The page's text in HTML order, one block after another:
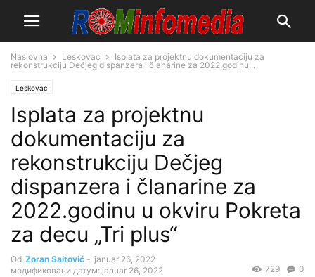
Naslovna Leskovac
Isplata za projektnu dokumentaciju za
rekonstrukciju Dečjeg dispanzera i članarine za 2022.godinu...
Leskovac
Isplata za projektnu
dokumentaciju za
rekonstrukciju Dečjeg
dispanzera i članarine za
2022.godinu u okviru Pokreta
za decu „Tri plus“
Od Zoran Saitović - januar 26, 2022
модификовани датум: januar 26, 2022
0
729